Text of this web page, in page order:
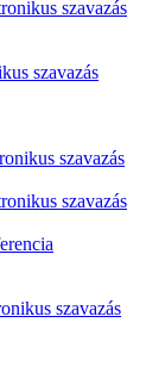
szavazás
szavazás
szavazás
szavazás
szavazás